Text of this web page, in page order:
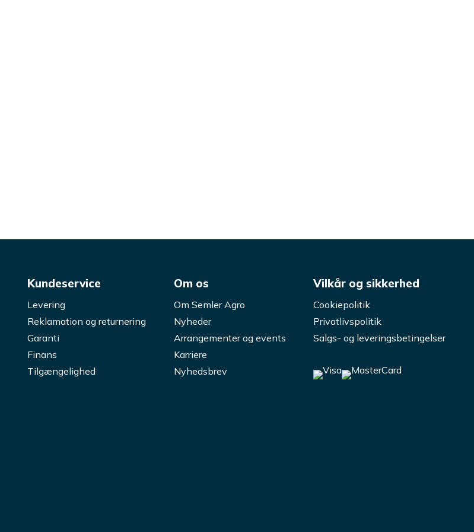
Kundeservice
Levering
Reklamation og returnering
Garanti
Finans
Tilgængelighed
Om os
Om Semler Agro
Nyheder
Arrangementer og events
Karriere
Nyhedsbrev
Vilkår og sikkerhed
Cookiepolitik
Privatlivspolitik
Salgs- og leveringsbetingelser